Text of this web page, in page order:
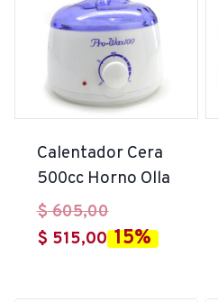
Calentador Cera
500cc Horno Olla
$605,00El
precio
$ 515,00El15%